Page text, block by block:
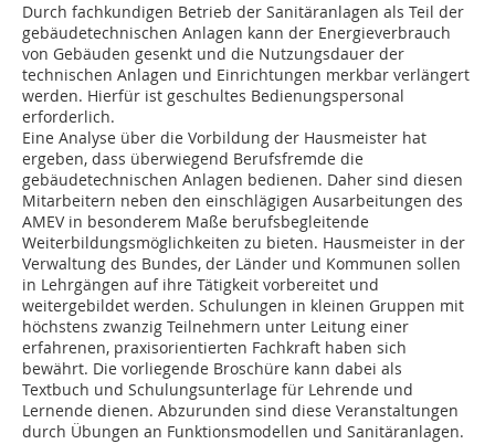
Durch fachkundigen Betrieb der Sanitäranlagen als Teil der
gebäudetechnischen Anlagen kann der Energieverbrauch
von Gebäuden gesenkt und die Nutzungsdauer der
technischen Anlagen und Einrichtungen merkbar verlängert
werden. Hierfür ist geschultes Bedienungspersonal
erforderlich.
Eine Analyse über die Vorbildung der Hausmeister hat
ergeben, dass überwiegend Berufsfremde die
gebäudetechnischen Anlagen bedienen. Daher sind diesen
Mitarbeitern neben den einschlägigen Ausarbeitungen des
AMEV in besonderem Maße berufsbegleitende
Weiterbildungsmöglichkeiten zu bieten. Hausmeister in der
Verwaltung des Bundes, der Länder und Kommunen sollen
in Lehrgängen auf ihre Tätigkeit vorbereitet und
weitergebildet werden. Schulungen in kleinen Gruppen mit
höchstens zwanzig Teilnehmern unter Leitung einer
erfahrenen, praxisorientierten Fachkraft haben sich
bewährt. Die vorliegende Broschüre kann dabei als
Textbuch und Schulungsunterlage für Lehrende und
Lernende dienen. Abzurunden sind diese Veranstaltungen
durch Übungen an Funktionsmodellen und Sanitäranlagen.